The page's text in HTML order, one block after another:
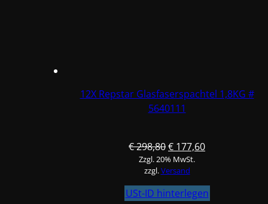
12X Repstar Glasfaserspachtel 1,8KG #
5640111
€298,80Ursprünglicher
Preis
war:
€ 298,80
€ 177,60Aktueller
€ 177,60.
Zzgl. 20% MwSt.
zzgl.Versand
USt-ID hinterlegen